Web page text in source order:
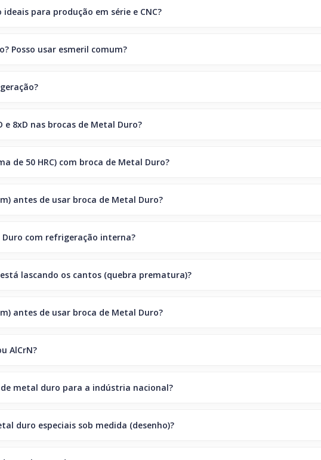
para produção em série e CNC?
Posso usar esmeril comum?
e 8xD nas brocas de Metal Duro?
de 50 HRC) com broca de Metal Duro?
antes de usar broca de Metal Duro?
com refrigeração interna?
lascando os cantos (quebra prematura)?
antes de usar broca de Metal Duro?
AlCrN?
metal duro para a indústria nacional?
duro especiais sob medida (desenho)?